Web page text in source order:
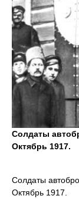
Солдаты
Октябрь 1917.
Солдаты
Октябрь 1917.